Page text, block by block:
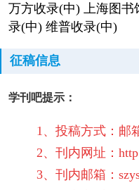
万方收录(中) 上海图
录(中) 维普收录(中)
征稿信息
学刊吧提示：
1、投稿方式：邮
2、刊内网址：
3、刊内邮箱：